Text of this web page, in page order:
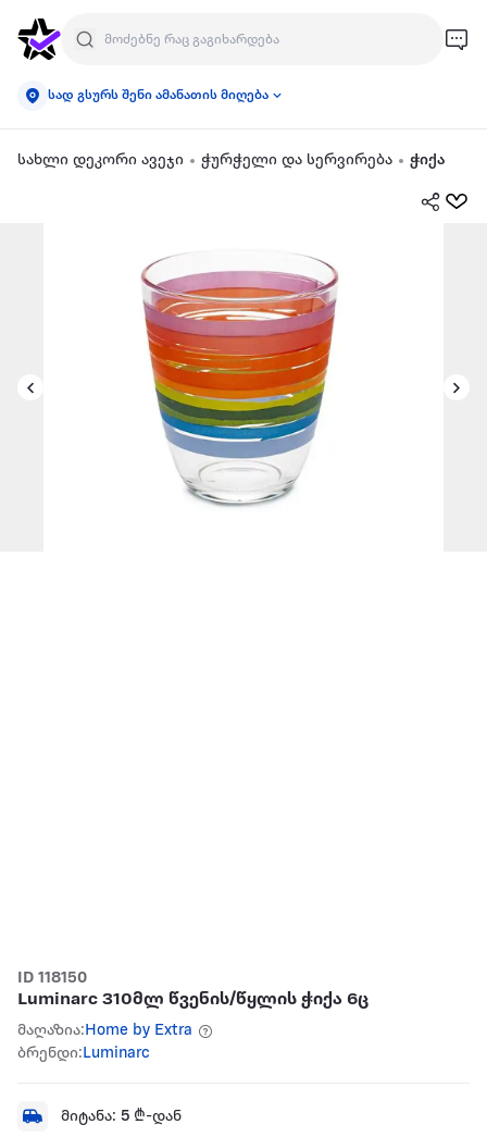
სად გსურს შენი ამანათის მიღება
სახლი დეკორი ავეჯი ჭურჭელი და სერვირება ჭიქა
ID 118150
Luminarc 310მლ წვენის/წყლის ჭიქა 6ც
მაღაზია:Home by Extra
ბრენდი:Luminarc
მიტანა: 5 ₾-დან